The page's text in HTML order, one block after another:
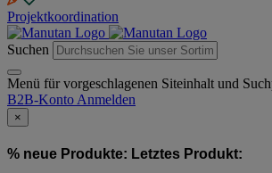
Projektkoordination
Suchen
Menü für vorgeschlagenen Siteinhalt und
B2B-Konto Anmelden
×
% neue Produkte: Letztes Produkt: